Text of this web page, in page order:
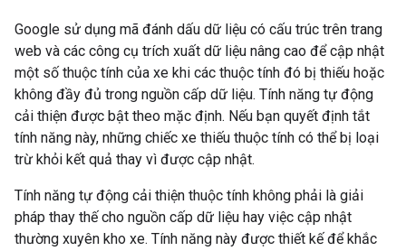
Google sử dụng mã đánh dấu dữ liệu có cấu trúc trên trang
web và các công cụ trích xuất dữ liệu nâng cao để cập nhật
một số thuộc tính của xe khi các thuộc tính đó bị thiếu hoặc
không đầy đủ trong nguồn cấp dữ liệu. Tính năng tự động
cải thiện được bật theo mặc định. Nếu bạn quyết định tắt
tính năng này, những chiếc xe thiếu thuộc tính có thể bị loại
trừ khỏi kết quả thay vì được cập nhật.
Tính năng tự động cải thiện thuộc tính không phải là giải
pháp thay thế cho nguồn cấp dữ liệu hay việc cập nhật
thường xuyên kho xe. Tính năng này được thiết kế để khắc